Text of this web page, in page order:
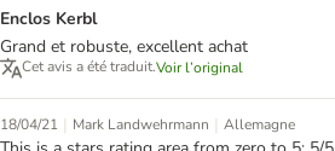
Enclos Kerbl
Grand et robuste, excellent achat
Cet avis a été traduit.Voir l’original
18/04/21 | Mark Landwehrmann | Allemagne